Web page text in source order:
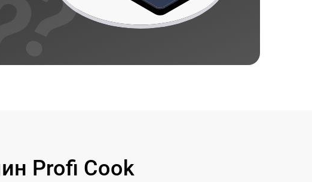
Profi Cook